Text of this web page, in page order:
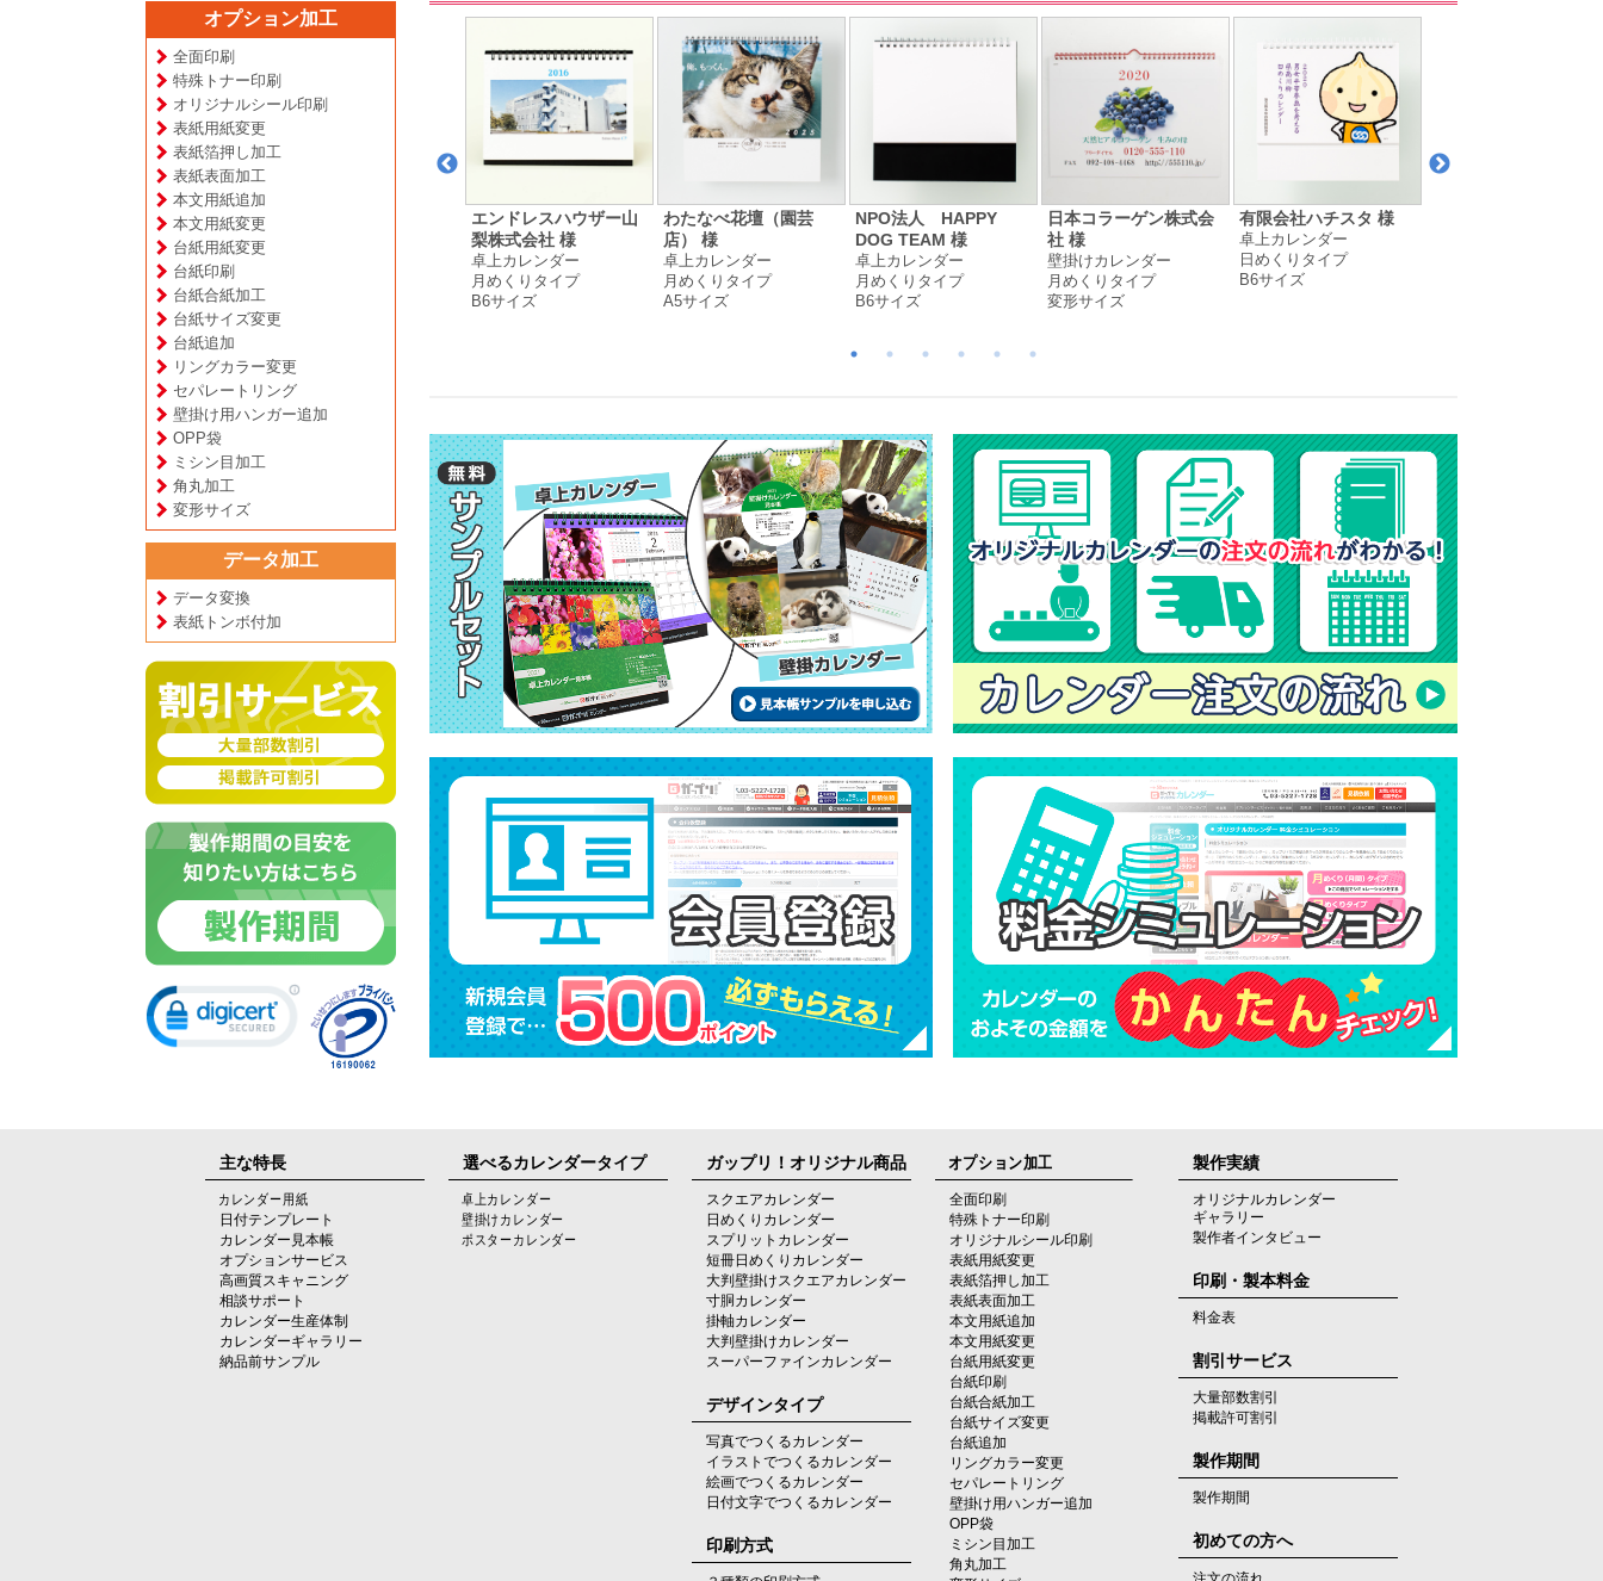
オプション加工
全面印刷
特殊トナー印刷
オリジナルシール印刷
表紙用紙変更
表紙箔押し加工
表紙表面加工
本文用紙追加
本文用紙変更
台紙用紙変更
台紙印刷
台紙合紙加工
台紙サイズ変更
台紙追加
リングカラー変更
セパレートリング
壁掛け用ハンガー追加
OPP袋
ミシン目加工
角丸加工
変形サイズ
データ加工
データ変換
表紙トンボ付加
北田 皆実 様
卓上カレンダー
月めくりタイプ
エンドレスハウザー山
梨株式会社 様
卓上カレンダー
月めくりタイプ
B6サイズ
わたなべ花壇（園芸
店） 様
卓上カレンダー
月めくりタイプ
A5サイズ
NPO法人 HAPPY
DOG TEAM 様
卓上カレンダー
月めくりタイプ
B6サイズ
日本コラーゲン株式会
社 様
壁掛けカレンダー
月めくりタイプ
変形サイズ
有限会社ハチスタ 様
卓上カレンダー
日めくりタイプ
B6サイズ
主な特長
カレンダー用紙
日付テンプレート
カレンダー見本帳
オプションサービス
高画質スキャニング
相談サポート
カレンダー生産体制
カレンダーギャラリー
納品前サンプル
選べるカレンダータイプ
卓上カレンダー
壁掛けカレンダー
ポスターカレンダー
ガップリ！オリジナル商品
スクエアカレンダー
日めくりカレンダー
スプリットカレンダー
短冊日めくりカレンダー
大判壁掛けスクエアカレンダー
寸胴カレンダー
掛軸カレンダー
大判壁掛けカレンダー
スーパーファインカレンダー
デザインタイプ
写真でつくるカレンダー
イラストでつくるカレンダー
絵画でつくるカレンダー
日付文字でつくるカレンダー
印刷方式
オプション加工
全面印刷
特殊トナー印刷
オリジナルシール印刷
表紙用紙変更
表紙箔押し加工
表紙表面加工
本文用紙追加
本文用紙変更
台紙用紙変更
台紙印刷
台紙合紙加工
台紙サイズ変更
台紙追加
リングカラー変更
セパレートリング
壁掛け用ハンガー追加
OPP袋
ミシン目加工
角丸加工
製作実績
オリジナルカレンダー
ギャラリー
製作者インタビュー
印刷・製本料金
料金表
割引サービス
大量部数割引
掲載許可割引
製作期間
製作期間
初めての方へ